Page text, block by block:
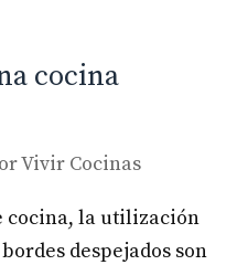
cocina
Vivir Cocinas
cocina, la utilización
despejados son